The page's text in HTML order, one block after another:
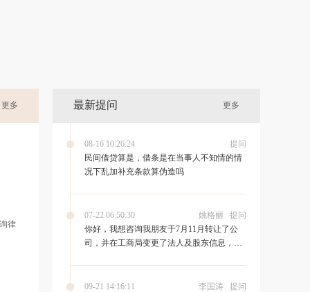
更多
律
更多
最新提问
提问
08-16 10:26:24
民间借贷算是，借条是在当事人不知情的情
况下乱加补充条款算伪造吗
姚格丽 提问
07-22 06:50:30
你好，我想咨询我朋友于7月11月转让了公
司，并在工商局变更了法人及股东信息，但
元，导致我朋友挨拘留，请问这种情况，我
李国涛 提问
09-21 14:16:11